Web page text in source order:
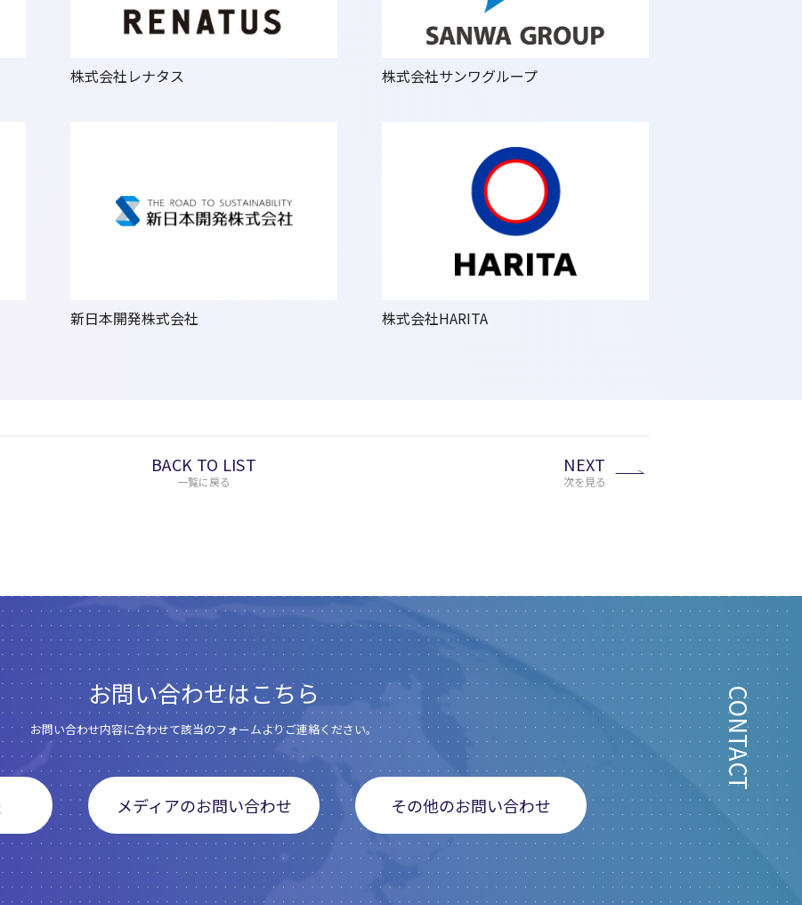
株式会社レナタス 株式会社サンワグループ
新日本開発株式会社 株式会社HARITA
BACK TO LIST
一覧に戻る
NEXT
次を見る
CONTACT
お問い合わせはこちら
お問い合わせ内容に合わせて該当のフォームよりご連絡ください。
メディアのお問い合わせ その他のお問い合わせ